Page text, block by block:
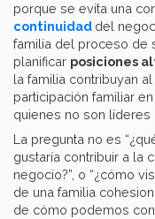
porque se evita una
continuidad del
familia del proceso de
planificar posiciones
la familia contribuyan
participación familiar
quienes no son líderes
La pregunta no es
gustaría contribuir a la
negocio?”, o “¿cómo
de una familia
de cómo podemos